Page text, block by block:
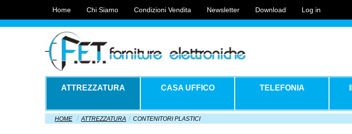
Home Chi Siamo Condizioni Vendita Newsletter Download Log in
ATTREZZATURA CASA UFFICO TELEFONIA
HOME ATTREZZATURA CONTENITORI PLASTICI